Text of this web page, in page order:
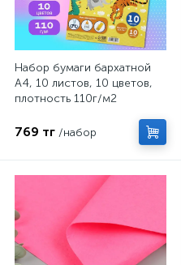
Набор бумаги бархатной
А4, 10 листов, 10 цветов,
плотность 110г/м2
769 тг /набор